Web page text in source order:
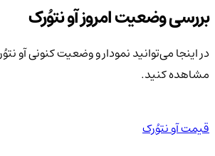
بررسی وضعیت امروز آو نتوُرک
در اینجا می‌توانید نمودار و وضعیت کنونی آو
مشاهده کنید.
قیمت آو نتوُرک